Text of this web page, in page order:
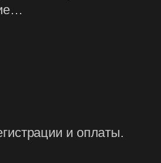
и оплаты.